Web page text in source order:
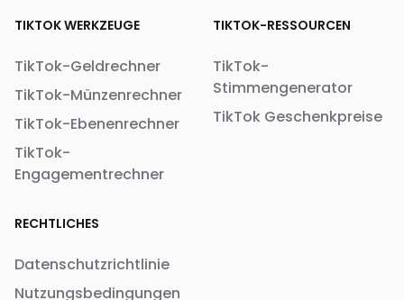
TIKTOK WERKZEUGE
TikTok-Geldrechner
TikTok-Münzenrechner
TikTok-Ebenenrechner
TikTok-
Engagementrechner
TIKTOK-RESSOURCEN
TikTok-
Stimmengenerator
TikTok Geschenkpreise
RECHTLICHES
Datenschutzrichtlinie
Nutzungsbedingungen